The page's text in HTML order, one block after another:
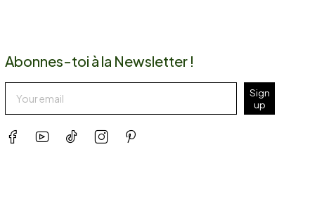
Abonnes-toi à la Newsletter !
Sign
up